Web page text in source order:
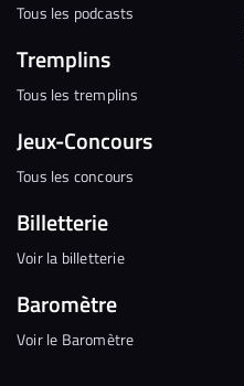
Tous les podcasts
Tremplins
Tous les tremplins
Jeux-Concours
Tous les concours
Billetterie
Voir la billetterie
Baromètre
Voir le Baromètre